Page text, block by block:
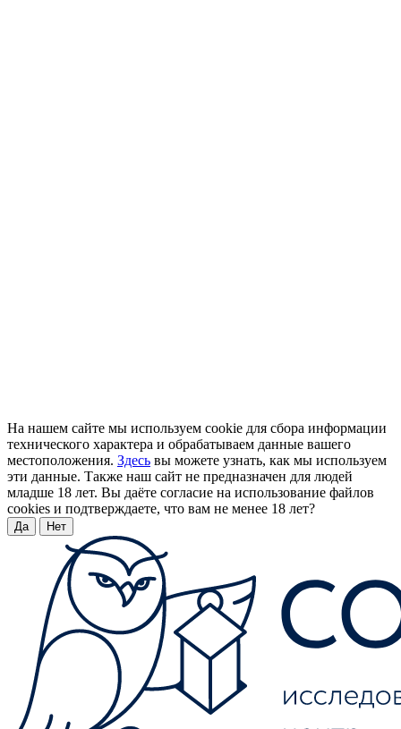
На нашем сайте мы используем cookie для сбора информации
технического характера и обрабатываем данные вашего
местоположения. Здесь вы можете узнать, как мы используем
эти данные. Также наш сайт не предназначен для людей
младше 18 лет. Вы даёте согласие на использование файлов
cookies и подтверждаете, что вам не менее 18 лет?
Да Нет